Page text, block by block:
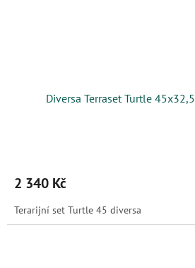
Diversa Terraset Turtle
2 340 Kč
Terarijní set Turtle 45 diversa